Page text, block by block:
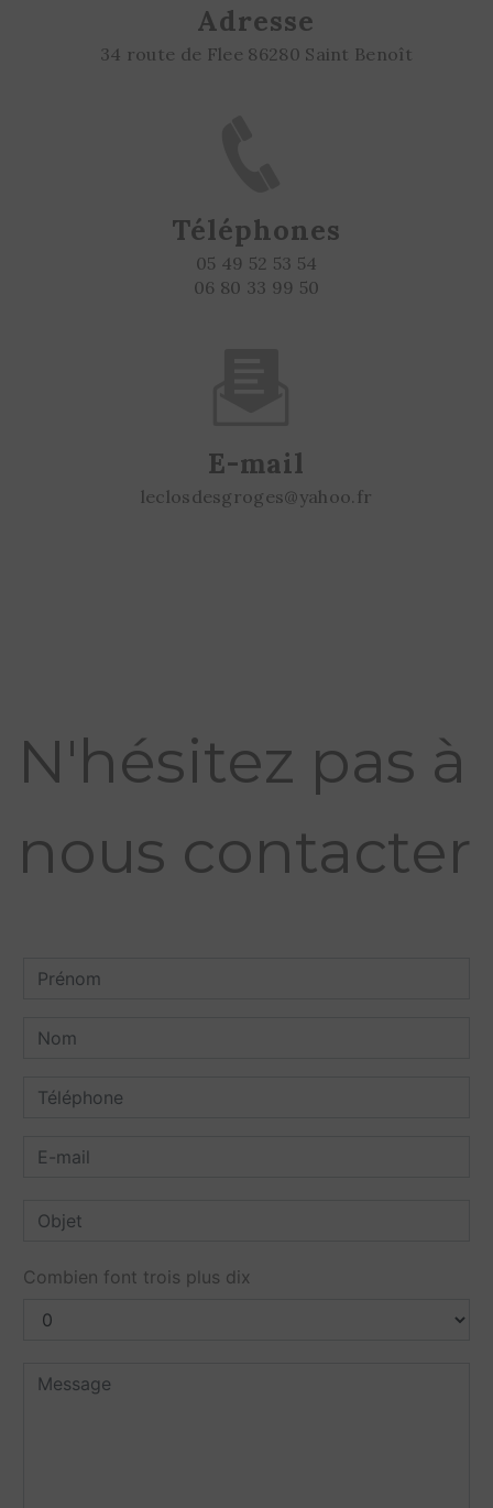
Adresse
34 route de Flee 86280 Saint Benoît
Téléphones
05 49 52 53 54
06 80 33 99 50
E-mail
leclosdesgroges@yahoo.fr
N'hésitez pas à
nous contacter
Combien font trois plus dix